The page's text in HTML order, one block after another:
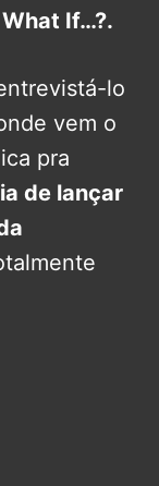
What If…?.
lo
vem o
pra
de lançar